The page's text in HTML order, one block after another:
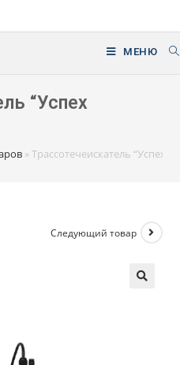
МЕНЮ
“Успех
»Трассотечеискатель “Успех
Следующий товар